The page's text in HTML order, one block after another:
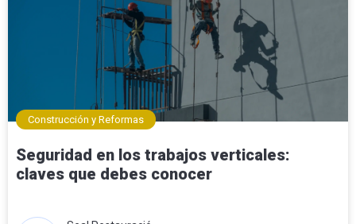
Construcción y Reformas
Seguridad en los trabajos verticales:
claves que debes conocer